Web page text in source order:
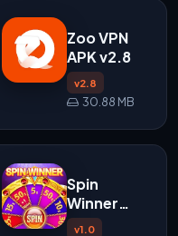
Zoo VPN
APK v2.8
v2.8
30.88 MB
Spin
Winner
APK
v1.0